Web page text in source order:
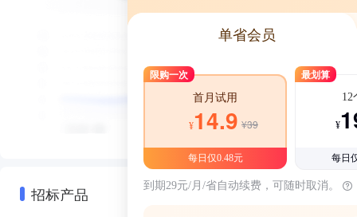
招标产品
单省会员
限购一次
首月试用
¥14.9 ¥39
每日仅0.48元
最划算
12
¥
每日
到期29元/月/省自动续费，可随时取消。